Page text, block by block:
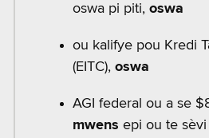
oswa pi piti, oswa
ou kalifye pou Kredi
(EITC), oswa
AGI federal ou a se
mwens epi ou te